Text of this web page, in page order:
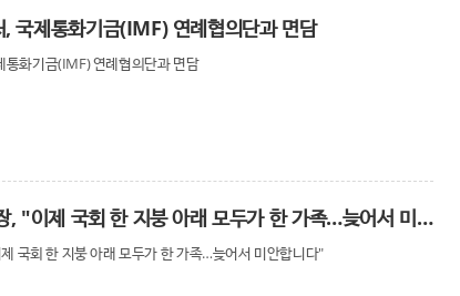
, 국제통화기금(IMF) 연례협의단과 면담
통화기금(IMF) 연례협의단과 면담
박병석 국회의장, "이제 국회 한 지붕 아래 모두가 한 가족…늦어서 미안합니다"
국회 한 지붕 아래 모두가 한 가족…늦어서 미안합니다"